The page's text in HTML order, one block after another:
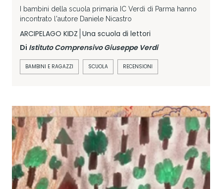
I bambini della scuola primaria IC Verdi di Parma hanno
incontrato l'autore Daniele Nicastro
ARCIPELAGO KIDZ Una scuola di lettori
Di Istituto Comprensivo Giuseppe Verdi
BAMBINI E RAGAZZI SCUOLA RECENSIONI